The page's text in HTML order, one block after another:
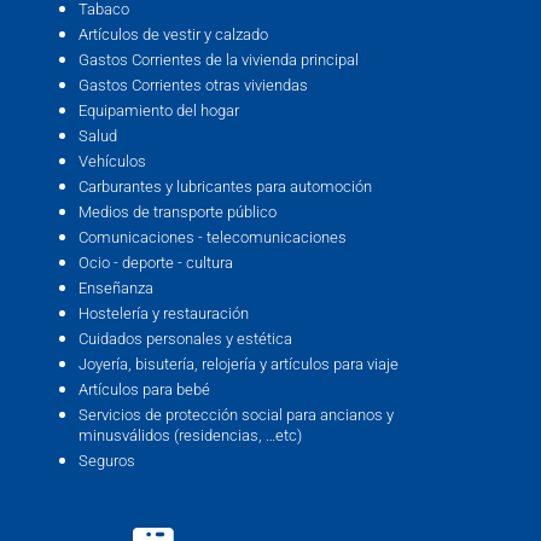
Tabaco
Artículos de vestir y calzado
Gastos Corrientes de la vivienda principal
Gastos Corrientes otras viviendas
Equipamiento del hogar
Salud
Vehículos
Carburantes y lubricantes para automoción
Medios de transporte público
Comunicaciones - telecomunicaciones
Ocio - deporte - cultura
Enseñanza
Hostelería y restauración
Cuidados personales y estética
Joyería, bisutería, relojería y artículos para viaje
Artículos para bebé
Servicios de protección social para ancianos y
minusválidos (residencias, …etc)
Seguros